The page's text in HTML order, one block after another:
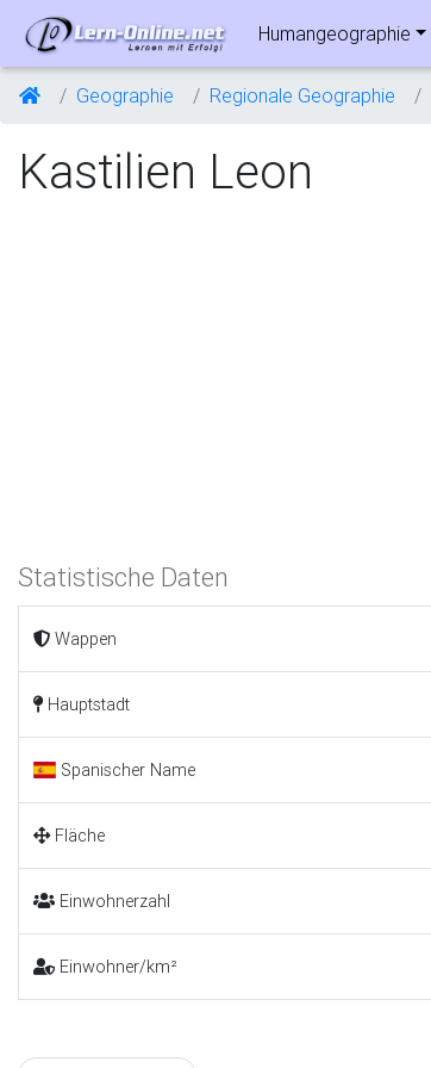
Humangeographie
Geographie Regionale Geographie
Kastilien Leon
Statistische Daten
Wappen
Hauptstadt
Spanischer Name
Fläche
Einwohnerzahl
Einwohner/km²